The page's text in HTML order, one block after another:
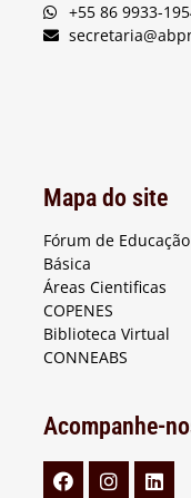
+55 86 9933-
Mapa do site
Fórum de Educação
Básica
Áreas Cientificas
COPENES
Biblioteca Virtual
CONNEABS
Acompanhe-